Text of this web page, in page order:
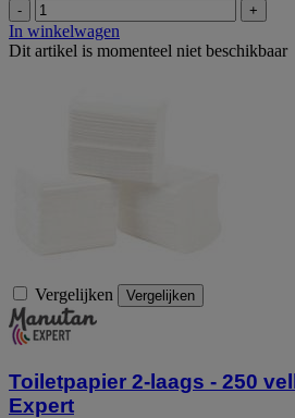
- +
In winkelwagen
Dit artikel is momenteel niet beschikbaar
Vergelijken Vergelijken
Toiletpapier 2-laags - 250
Expert